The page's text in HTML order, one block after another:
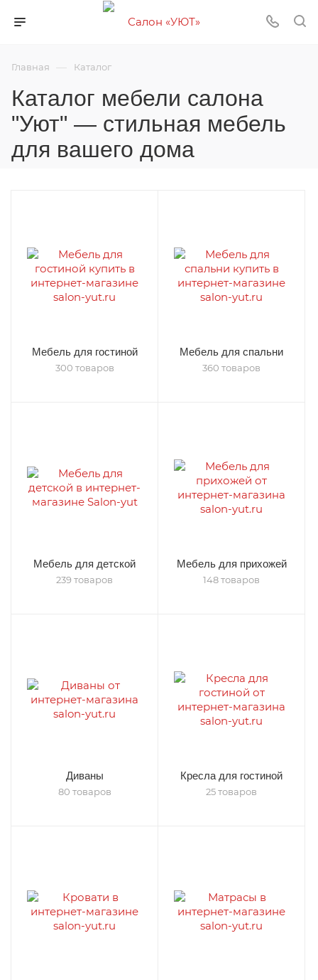
Главная — Каталог
Каталог мебели салона
"Уют" — стильная мебель
для вашего дома
Мебель для гостиной
300 товаров
Мебель для спальни
360 товаров
Мебель для детской
239 товаров
Мебель для прихожей
148 товаров
Диваны
80 товаров
Кресла для гостиной
25 товаров